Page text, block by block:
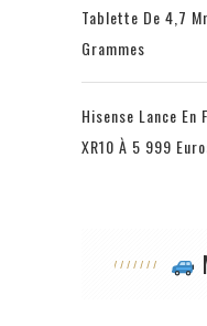
Tablette De 4,7
Grammes
Hisense Lance
XR10 À 5 999